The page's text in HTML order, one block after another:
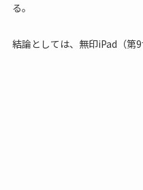
る。
結論としては、無印iPad（第